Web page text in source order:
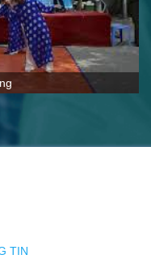
TIN